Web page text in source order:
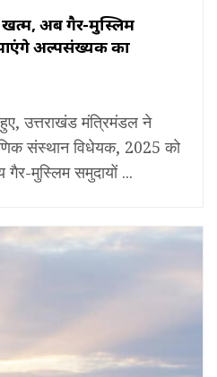
खत्म, अब गैर-मुस्लिम
अल्पसंख्यक का
उत्तराखंड मंत्रिमंडल ने
संस्थान विधेयक, 2025 को
गैर-मुस्लिम समुदायों ...